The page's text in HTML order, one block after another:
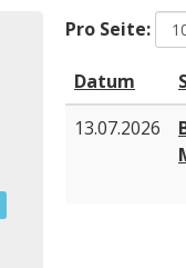
Pro Seite:
Datum
13.07.2026